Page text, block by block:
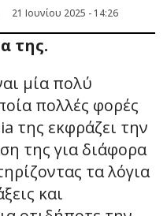
21 Ιουνίου 2025 - 14:26
της.
μία πολύ
πολλές φορές
της εκφράζει την
της για διάφορα
τα λόγια
και